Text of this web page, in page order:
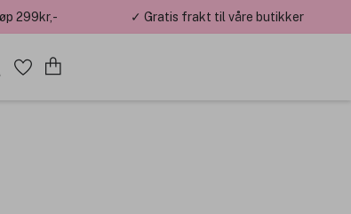
299kr,- ✓ Gratis frakt til våre butikker